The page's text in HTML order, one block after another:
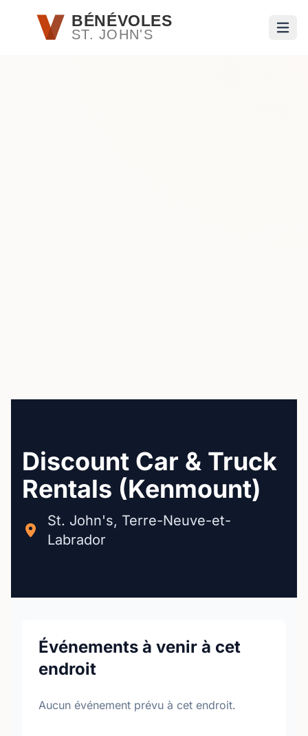
Passer au contenu principal
BÉNÉVOLES
ST. JOHN'S
Discount Car & Truck
Rentals (Kenmount)
St. John's, Terre-Neuve-et-
Labrador
Événements à venir à cet
endroit
Aucun événement prévu à cet endroit.